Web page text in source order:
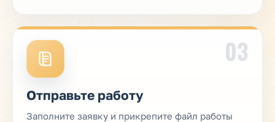
03
Отправьте работу
Заполните заявку и прикрепите файл работы